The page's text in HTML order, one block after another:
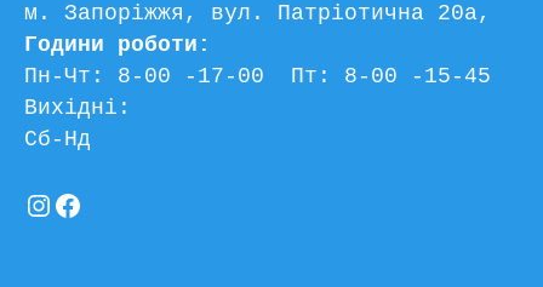
м. Запоріжжя, вул. Патріотична 20а,
Години роботи:
Пн-Чт: 8-00 -17-00  Пт: 8-00 -15-45
Вихідні:
Сб-Нд
Instagram
Facebook